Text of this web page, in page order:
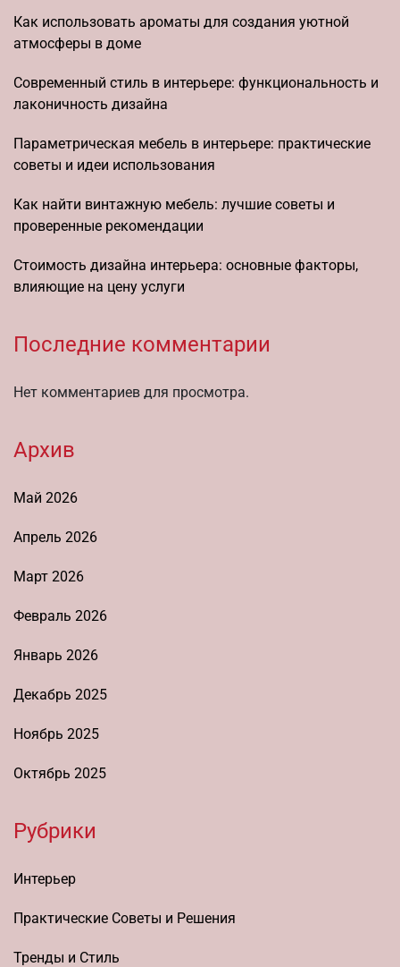
Как использовать ароматы для создания уютной
атмосферы в доме
Современный стиль в интерьере: функциональность и
лаконичность дизайна
Параметрическая мебель в интерьере: практические
советы и идеи использования
Как найти винтажную мебель: лучшие советы и
проверенные рекомендации
Стоимость дизайна интерьера: основные факторы,
влияющие на цену услуги
Последние комментарии
Нет комментариев для просмотра.
Архив
Май 2026
Апрель 2026
Март 2026
Февраль 2026
Январь 2026
Декабрь 2025
Ноябрь 2025
Октябрь 2025
Рубрики
Интерьер
Практические Советы и Решения
Тренды и Стиль